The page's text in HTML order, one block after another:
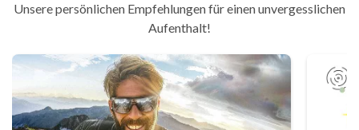
Unsere persönlichen Empfehlungen für einen unvergesslichen
Aufenthalt!